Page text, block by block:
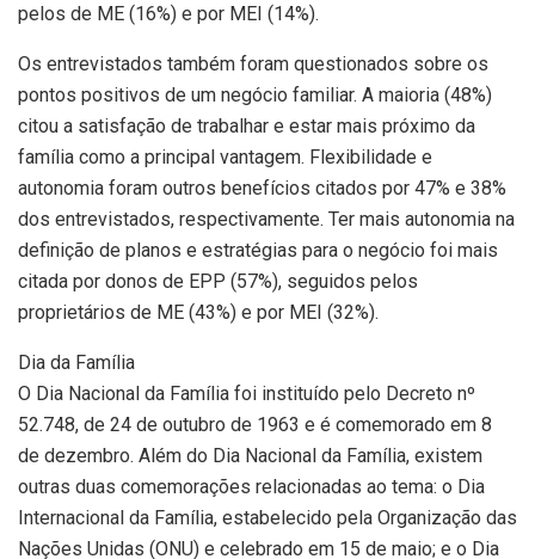
pelos de ME (16%) e por MEI (14%).
Os entrevistados também foram questionados sobre os
pontos positivos de um negócio familiar. A maioria (48%)
citou a satisfação de trabalhar e estar mais próximo da
família como a principal vantagem. Flexibilidade e
autonomia foram outros benefícios citados por 47% e 38%
dos entrevistados, respectivamente. Ter mais autonomia na
definição de planos e estratégias para o negócio foi mais
citada por donos de EPP (57%), seguidos pelos
proprietários de ME (43%) e por MEI (32%).
Dia da Família
O Dia Nacional da Família foi instituído pelo Decreto nº
52.748, de 24 de outubro de 1963 e é comemorado em 8
de dezembro. Além do Dia Nacional da Família, existem
outras duas comemorações relacionadas ao tema: o Dia
Internacional da Família, estabelecido pela Organização das
Nações Unidas (ONU) e celebrado em 15 de maio; e o Dia